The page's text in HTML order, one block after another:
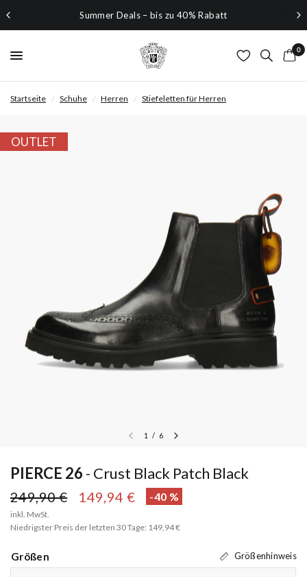
Summer Deals – bis zu 40% Rabatt
0
Startseite / Schuhe / Herren / Stiefeletten für Herren
1 / 6
OUTLET
PIERCE 26 Crust Black Patch Black
249,90 € 149,94 € -40 %
inkl. MwSt.
Niedrigster Preis der letzten 30 Tage: 149,94 €
Größen Größenhinweis